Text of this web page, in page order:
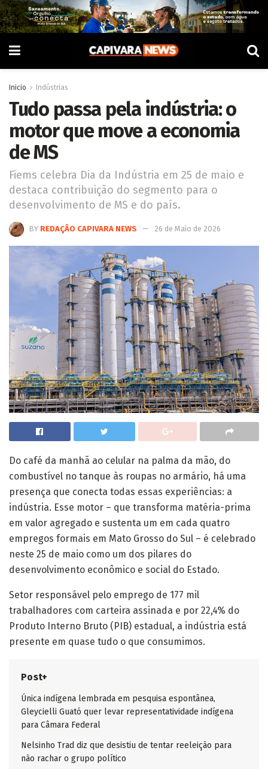
Inicio Indústrias
Tudo passa pela indústria: o
motor que move a economia
de MS
Fiems celebra Dia da Indústria em 25 de maio e
destaca contribuição do segmento para o
desenvolvimento de MS e do país.
BY REDAÇÃO CAPIVARA NEWS 26 de Maio de 2026
Do café da manhã ao celular na palma da mão, do
combustível no tanque às roupas no armário, há uma
presença que conecta todas essas experiências: a
indústria. Esse motor – que transforma matéria-prima
em valor agregado e sustenta um em cada quatro
empregos formais em Mato Grosso do Sul – é celebrado
neste 25 de maio como um dos pilares do
desenvolvimento econômico e social do Estado.
Setor responsável pelo emprego de 177 mil
trabalhadores com carteira assinada e por 22,4% do
Produto Interno Bruto (PIB) estadual, a indústria está
presente em quase tudo o que consumimos.
Post+
Única indígena lembrada em pesquisa espontânea,
Gleycielli Guató quer levar representatividade indígena
para Câmara Federal
Nelsinho Trad diz que desistiu de tentar reeleição para
não rachar o grupo político